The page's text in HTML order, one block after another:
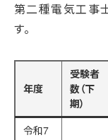
第二種電気工事
す。
年度
受験者
数（下
期）
令和7